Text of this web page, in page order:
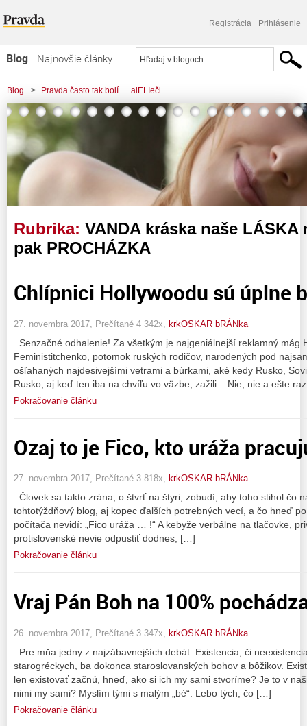
Registrácia Prihlásenie
Blog
Najnovšie články
Najčítanejšie články
Najkomentovanejšie články
Zoznam blogov
Komerčné blogy
Blog > Pravda často tak bolí … alELIeči.
Rubrika: VANDA kráska naše
pak PROCHÁZKA
Chlípnici Hollywoodu sú úplne
27. novembra 2017, Prečítané 4 342x, krkOSKAR bRÁNka
. Senzačné odhalenie! Za všetkým je najgeniálnejší reklamný mág
Feministitchenko, potomok ruských rodičov, narodených pod
ošľahaných najdesivejšími vetrami a búrkami, aké kedy Rusko,
Rusko, aj keď ten iba na chvíľu vo väzbe, zažili. . Nie, nie a ešte
Pokračovanie článku
Ozaj to je Fico, kto uráža
27. novembra 2017, Prečítané 3 818x, krkOSKAR bRÁNka
. Človek sa takto zrána, o štvrť na štyri, zobudí, aby toho stihol čo
tohtotýždňový blog, aj kopec ďalších potrebných vecí, a čo hneď
počítača nevidí: „Fico uráža … !“ A kebyže verbálne na tlačovke,
protislovenské nevie odpustiť dodnes, […]
Pokračovanie článku
Vraj Pán Boh na 100%
26. novembra 2017, Prečítané 3 347x, krkOSKAR bRÁNka
. Pre mňa jedny z najzábavnejších debát. Existencia, či
starogréckych, ba dokonca staroslovanských bohov a bôžikov.
len existovať začnú, hneď, ako si ich my sami stvoríme? Je to v
nimi my sami? Myslím tými s malým „bé“. Lebo tých, čo […]
Pokračovanie článku